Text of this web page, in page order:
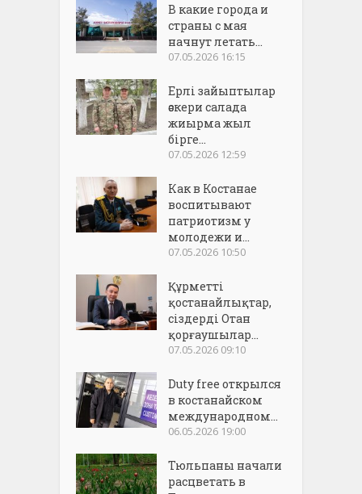
В какие города и
страны с мая
начнут летать...
07.05.2026 16:15
Ерлі зайыптылар
әскери салада
жиырма жыл
бірге...
07.05.2026 12:59
Как в Костанае
воспитывают
патриотизм у
молодежи и...
07.05.2026 10:50
Құрметті
қостанайлықтар,
сіздерді Отан
қорғаушылар...
07.05.2026 09:10
Duty free открылся
в костанайском
международном...
06.05.2026 19:00
Тюльпаны начали
расцветать в